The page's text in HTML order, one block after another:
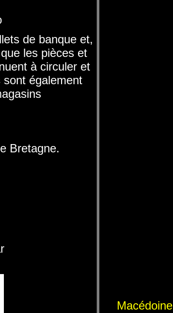
de banque et,
les pièces et
à circuler et
également
Bretagne.
Macédoine